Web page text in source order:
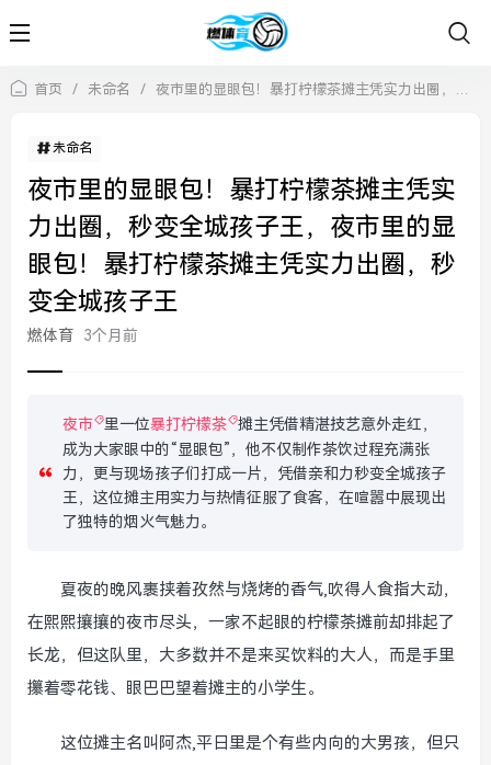
首页 / 未命名 / 夜市里的显眼包！暴打柠檬茶摊主凭实力出圈，秒变全城孩子王，夜市里的显眼包！暴打柠檬茶摊主凭实力出圈，秒变全城孩子王
未命名
夜市里的显眼包！暴打柠檬茶摊主凭实
力出圈，秒变全城孩子王，夜市里的显
眼包！暴打柠檬茶摊主凭实力出圈，秒
变全城孩子王
燃体育 3个月前
夜市 里一位暴打柠檬茶
摊主凭借精湛技艺意外走红，
成为大家眼中的“显眼包”，他不仅制作茶饮过程充满张
力，更与现场孩子们打成一片，凭借亲和力秒变全城孩子
王，这位摊主用实力与热情征服了食客，在喧嚣中展现出
了独特的烟火气魅力。
夏夜的晚风裹挟着孜然与烧烤的香气,吹得人食指大动，
在熙熙攘攘的夜市尽头，一家不起眼的柠檬茶摊前却排起了
长龙，但这队里，大多数并不是来买饮料的大人，而是手里
攥着零花钱、眼巴巴望着摊主的小学生。
这位摊主名叫阿杰,平日里是个有些内向的大男孩，但只